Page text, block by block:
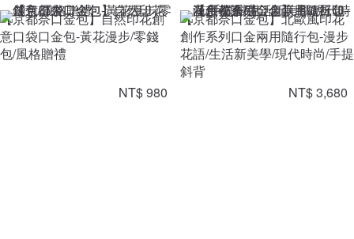
【京都奈口金包】自然印花創
意口袋口金包-黃花漫步/零錢
包/風格贈禮
NT$ 980
【京都奈口金包】北歐風印花
創作系列口金兩用隨行包-漫步
花語/生活新美學/現代時尚/手提
斜背
NT$ 3,680